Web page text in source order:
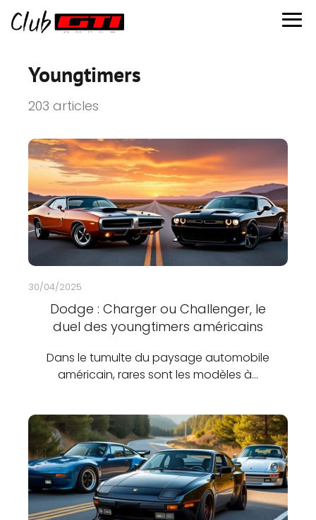
Youngtimers
203 articles
30/04/2025
Dodge : Charger ou Challenger, le
duel des youngtimers américains
Dans le tumulte du paysage automobile
américain, rares sont les modèles à…